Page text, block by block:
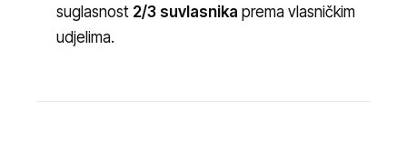
suglasnost 2/3 suvlasnika prema vlasničkim
udjelima.